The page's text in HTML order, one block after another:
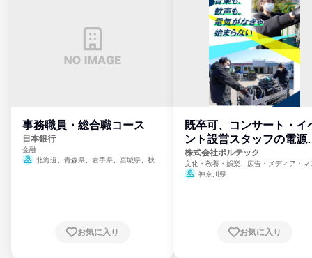
事務職員・総合職コース
日本銀行
金融
北海道、青森県、岩手県、宮城県、秋田
崎県、熊本県、大分県、宮崎県、鹿児島県、
お気に入り
既卒可、コンサート・イ
ント設営スタッフの電源
門
株式会社ボルテック
文化・教養・娯楽、広告・メディア・マ
ミ、電力・ガス・水道・エネルギー
神奈川県
お気に入り